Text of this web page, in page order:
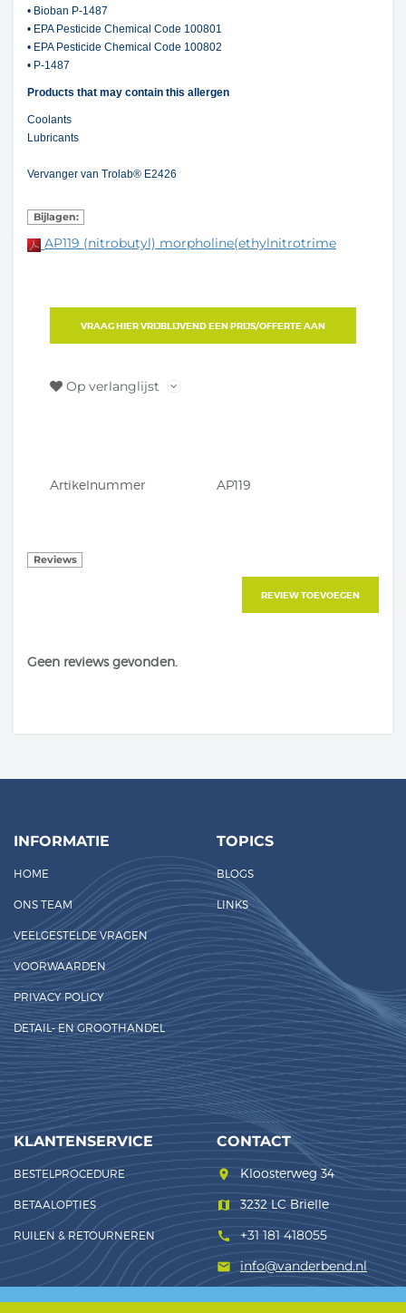
• Bioban P-1487
• EPA Pesticide Chemical Code 100801
• EPA Pesticide Chemical Code 100802
• P-1487
Products that may contain this allergen
Coolants
Lubricants
Vervanger van Trolab® E2426
Bijlagen:
AP119 (nitrobutyl) morpholine(ethylnitrotrime
VRAAG HIER VRIJBLIJVEND EEN PRIJS/OFFERTE AAN
Op verlanglijst
Artikelnummer AP119
Reviews
REVIEW TOEVOEGEN
Geen reviews gevonden.
INFORMATIE
HOME
ONS TEAM
VEELGESTELDE VRAGEN
VOORWAARDEN
PRIVACY POLICY
DETAIL- EN GROOTHANDEL
TOPICS
BLOGS
LINKS
KLANTENSERVICE
BESTELPROCEDURE
BETAALOPTIES
RUILEN & RETOURNEREN
CONTACT
room Kloosterweg 34
map 3232 LC Brielle
call +31 181 418055
mail info@vanderbend.nl